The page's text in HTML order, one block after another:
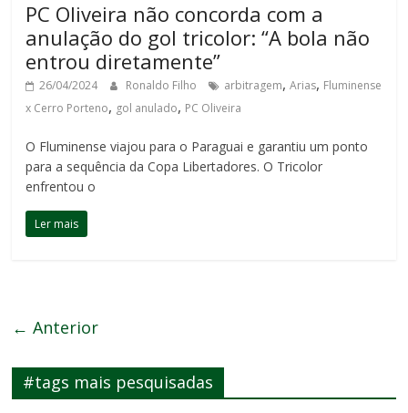
PC Oliveira não concorda com a
anulação do gol tricolor: “A bola não
entrou diretamente”
26/04/2024 Ronaldo Filho arbitragem,Arias, Fluminense
x Cerro Porteno, gol anulado, PC Oliveira
O Fluminense viajou para o Paraguai e garantiu um ponto
para a sequência da Copa Libertadores. O Tricolor
enfrentou o
Ler mais
← Anterior
#tags mais pesquisadas